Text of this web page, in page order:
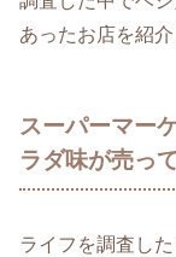
あったお店を紹介
スーパーマー
ラダ味が売っ
ライフを調査し